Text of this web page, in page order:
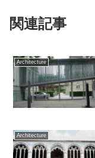
関連記事
Architecture
Architecture